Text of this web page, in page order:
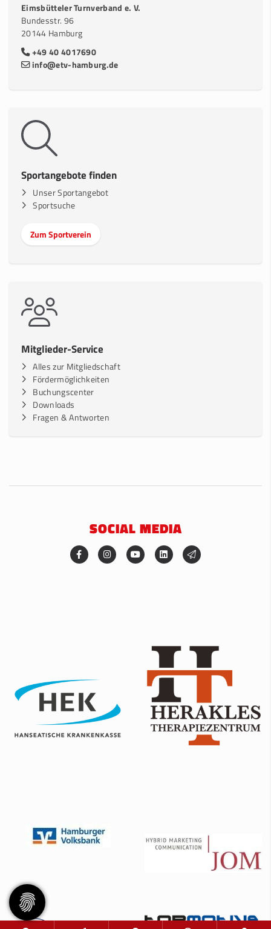
Eimsbütteler Turnverband e. V.
Bundesstr. 96
20144 Hamburg
+49 40 4017690
info@etv-hamburg.de
Sportangebote finden
Unser Sportangebot
Sportsuche
Zum Sportverein
Mitglieder-Service
Alles zur Mitgliedschaft
Fördermöglichkeiten
Buchungscenter
Downloads
Fragen & Antworten
SOCIAL MEDIA